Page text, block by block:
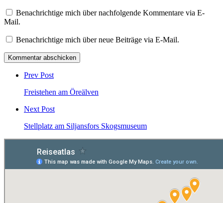
Benachrichtige mich über nachfolgende Kommentare via E-
Mail.
Benachrichtige mich über neue Beiträge via E-Mail.
Post
comment
Prev Post
Freistehen am Öreälven
Next Post
Stellplatz am Siljansfors Skogsmuseum